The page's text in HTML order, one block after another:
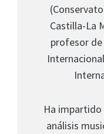
Castilla-La
profesor
Ha
análisis